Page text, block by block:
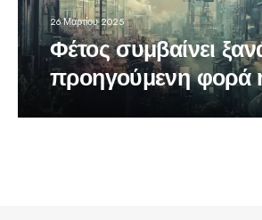
26 Μαρτίου 2025
Φέτος συμβαίνει
προηγούμενη φορά